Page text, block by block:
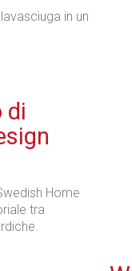
in un
di
Home
tra